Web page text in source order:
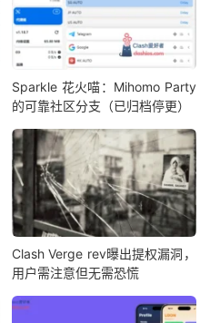
Sparkle 花火喵：Mihomo Party
的可靠社区分支（已归档停更）
Clash Verge rev曝出提权漏洞，
用户需注意但无需恐慌